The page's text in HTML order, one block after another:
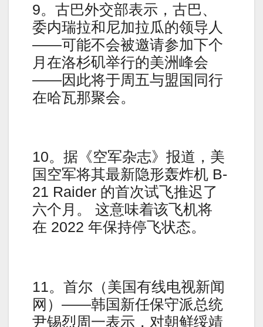
9。古巴外交部表示，古巴、
委内瑞拉和尼加拉瓜的领导人
——可能不会被邀请参加下个
月在洛杉矶举行的美洲峰会
——因此将于周五与盟国同行
在哈瓦那聚会。
10。据《空军杂志》报道，美
国空军将其最新隐形轰炸机 B-
21 Raider 的首次试飞推迟了
六个月。 这意味着该飞机将
在 2022 年保持停飞状态。
11。首尔（美国有线电视新闻
网）——韩国新任保守派总统
尹锡烈周一表示，对朝鲜绥靖